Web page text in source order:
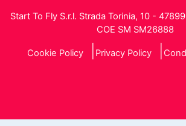
Start To Fly S.r.l. Strada Torinia, 10 -
COE SM SM26888
Cookie Policy Privacy Policy